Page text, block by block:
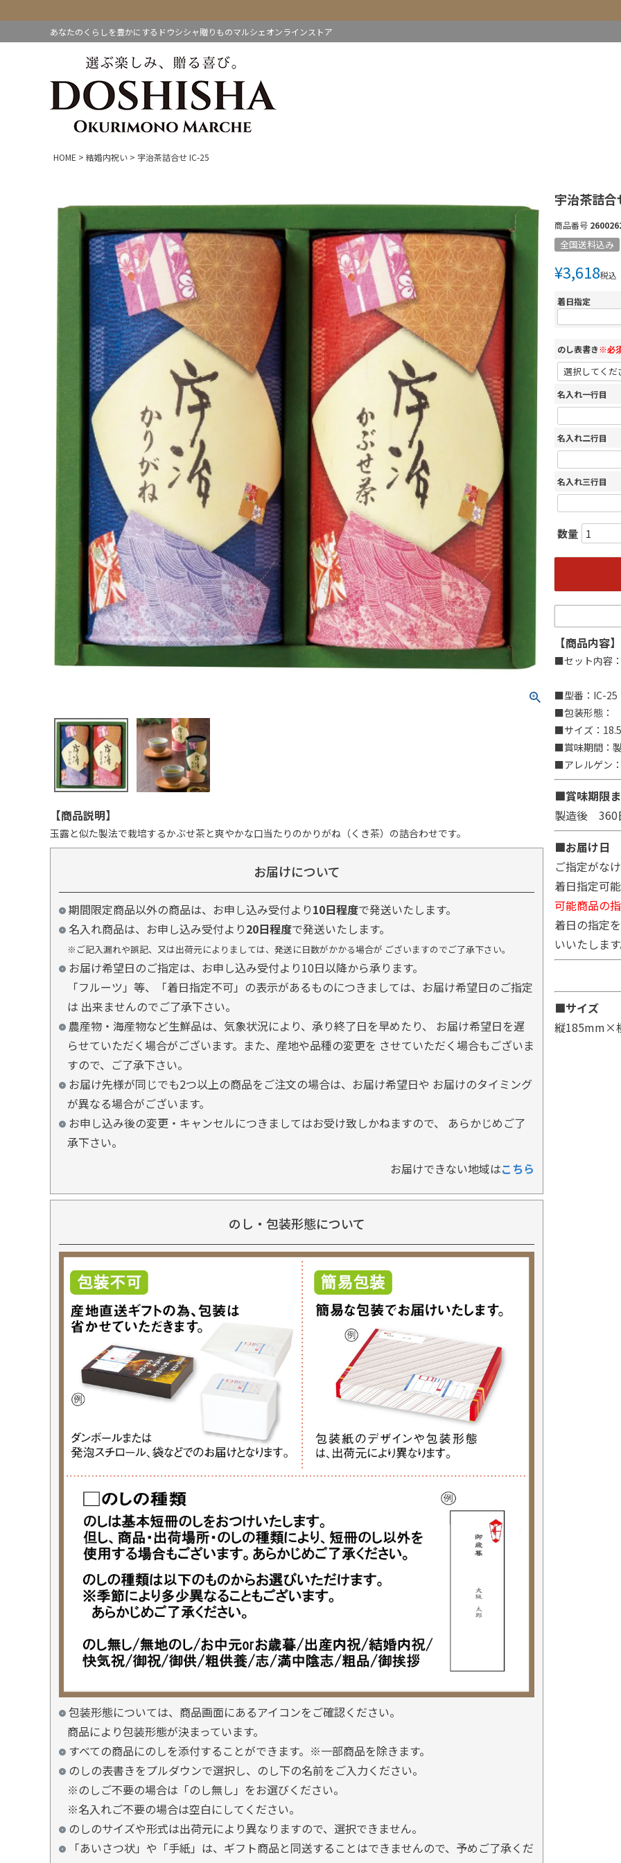
あなたのくらしを豊かにするドウシシャ贈りものマルシェオンラインストア
HOME 結婚内祝い 宇治茶詰合せ IC-25
【商品説明】
玉露と似た製法で栽培するかぶせ茶と爽やかな口当たりのかりがね（くき茶）の詰合わせです。
お届けについて
期間限定商品以外の商品は、お申し込み受付より10日程度で発送いたします。
名入れ商品は、お申し込み受付より20日程度で発送いたします。
※ご記入漏れや誤記、又は出荷元によりましては、発送に日数がかかる場合が ございますのでご了承下さい。
お届け希望日のご指定は、お申し込み受付より10日以降から承ります。
「フルーツ」等、「着日指定不可」の表示があるものにつきましては、お届け希望日のご指定
は 出来ませんのでご了承下さい。
農産物・海産物など生鮮品は、気象状況により、承り終了日を早めたり、 お届け希望日を遅
らせていただく場合がございます。また、産地や品種の変更を させていただく場合もございま
すので、ご了承下さい。
お届け先様が同じでも2つ以上の商品をご注文の場合は、お届け希望日や お届けのタイミング
が異なる場合がございます。
お申し込み後の変更・キャンセルにつきましてはお受け致しかねますので、 あらかじめご了
承下さい。
お届けできない地域はこちら
のし・包装形態について
包装形態については、商品画面にあるアイコンをご確認ください。
商品により包装形態が決まっています。
すべての商品にのしを添付することができます。※一部商品を除きます。
のしの表書きをプルダウンで選択し、のし下の名前をご入力ください。
※のしご不要の場合は「のし無し」をお選びください。
※名入れご不要の場合は空白にしてください。
のしのサイズや形式は出荷元により異なりますので、選択できません。
「あいさつ状」や「手紙」は、ギフト商品と同送することはできませんので、予めご了承くだ
宇治茶詰合
商品番号
全国送料込み
¥3,618税込
着日指定
のし表書き※必
名入れ一行目
名入れ二行目
名入れ三行目
【商品内容】
■セット内容
■型番：IC-25
■包装形態：
■サイズ：
■賞味期間：
■アレルゲン：
■賞味期限
製造後 360
■お届け日
ご指定がな
着日指定可
可能商品の
着日の指定
いいたします
■サイズ
縦185mm×